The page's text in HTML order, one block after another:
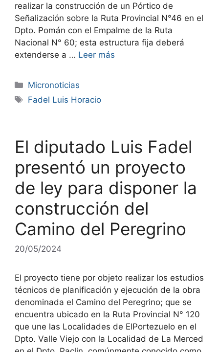
realizar la construcción de un Pórtico de
Señalización sobre la Ruta Provincial N°46 en el
Dpto. Pomán con el Empalme de la Ruta
Nacional N° 60; esta estructura fija deberá
extenderse a … Leer más
Micronoticias
Fadel Luis Horacio
El diputado Luis Fadel
presentó un proyecto
de ley para disponer la
construcción del
Camino del Peregrino
20/05/2024
El proyecto tiene por objeto realizar los estudios
técnicos de planificación y ejecución de la obra
denominada el Camino del Peregrino; que se
encuentra ubicado en la Ruta Provincial N° 120
que une las Localidades de ElPortezuelo en el
Dpto. Valle Viejo con la Localidad de La Merced